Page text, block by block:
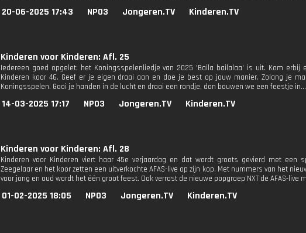
20-06-2025 17:43 NPO3 Jongeren.TV Kinderen.TV
Kinderen voor Kinderen: Afl. 25
Iedereen goed opgelet: het Koningsspelenliedje van 2025 'Baila bailalaa' is uit. Kom erbij
Kinderen koor 46. Geef er je eigen draai aan en doe je best op jouw manier. Zolang je
Koningsspelen. Gooi je handen in de lucht en draai een rondje, dan bouwen we een feestje
14-03-2025 17:17 NPO3 Jongeren.TV Kinderen.TV
Kinderen voor Kinderen: Afl. 28
Kinderen voor Kinderen viert haar 45e verjaardag en dat wordt groots gevierd met een
Zeegelaar en het koor zetten een uitverkochte AFAS-live op zijn kop. Met nummers van het
voor jong en oud wordt het één groot feest. Ook verrast de nieuwe popgroep NXT de AFAS-
01-02-2025 18:05 NPO3 Jongeren.TV Kinderen.TV